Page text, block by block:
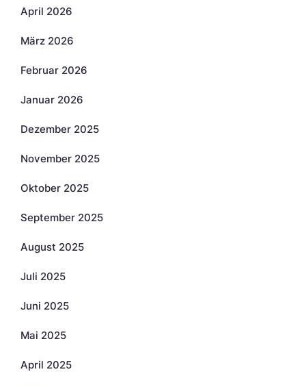
April 2026
März 2026
Februar 2026
Januar 2026
Dezember 2025
November 2025
Oktober 2025
September 2025
August 2025
Juli 2025
Juni 2025
Mai 2025
April 2025